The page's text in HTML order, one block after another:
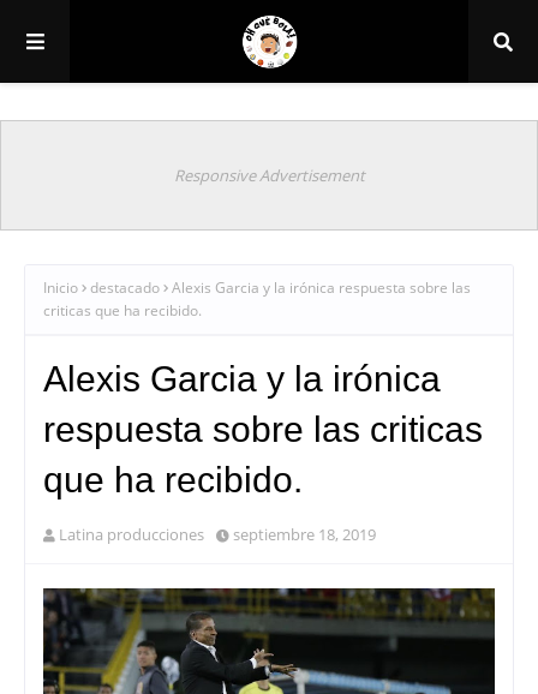
Responsive Advertisement
Inicio destacado Alexis Garcia y la irónica respuesta sobre las
criticas que ha recibido.
Alexis Garcia y la irónica
respuesta sobre las criticas
que ha recibido.
Latina producciones septiembre 18, 2019